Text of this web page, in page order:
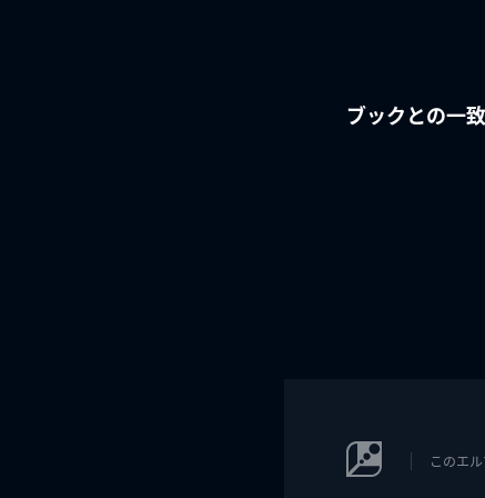
ブックとの一致
このエ